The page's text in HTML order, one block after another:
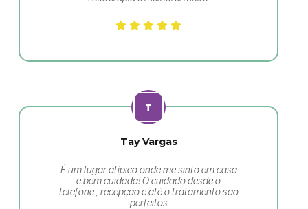
Tay Vargas
É um lugar atípico onde me sinto em casa
e bem cuidada! O cuidado desde o
telefone , recepção e até o tratamento são
perfeitos